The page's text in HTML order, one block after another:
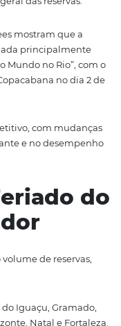
de maio) de 2026
Com um dia a
a janela de
mostram
“Todo Mundo no
em Copacabana no
com
viajante e no